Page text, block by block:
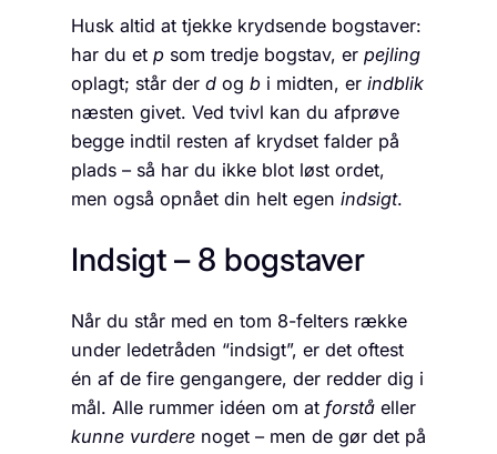
Husk altid at tjekke krydsende bogstaver:
har du et p som tredje bogstav, er pejling
oplagt; står der d og b i midten, er indblik
næsten givet. Ved tvivl kan du afprøve
begge indtil resten af krydset falder på
plads – så har du ikke blot løst ordet,
men også opnået din helt egen indsigt.
Indsigt – 8 bogstaver
Når du står med en tom 8-felters række
under ledetråden “indsigt”, er det oftest
én af de fire gengangere, der redder dig i
mål. Alle rummer idéen om at forstå eller
kunne vurdere noget – men de gør det på